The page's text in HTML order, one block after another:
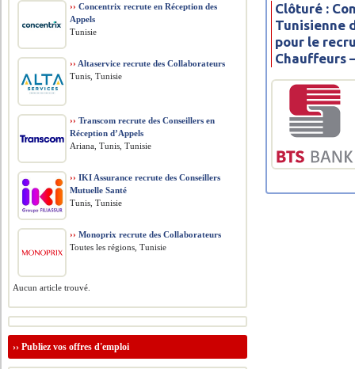
Clôturé :
Tunisienne
pour le
Chauffeurs
›› Concentrix recrute en Réception des
Appels
Tunisie
›› Altaservice recrute des Collaborateurs
Tunis, Tunisie
›› Transcom recrute des Conseillers en
Réception d’Appels
Ariana, Tunis, Tunisie
›› IKI Assurance recrute des Conseillers
Mutuelle Santé
Tunis, Tunisie
›› Monoprix recrute des Collaborateurs
Toutes les régions, Tunisie
Aucun article trouvé.
››Publiez vos offres d'emploi